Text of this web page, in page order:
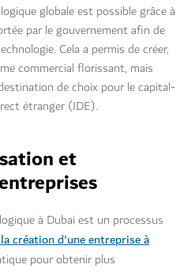
globale est possible grâce à
par le gouvernement afin de
Cela a permis de créer,
commercial florissant, mais
de choix pour le capital-
étranger (IDE).
et
à Dubai est un processus
création d'une entreprise à
pour obtenir plus